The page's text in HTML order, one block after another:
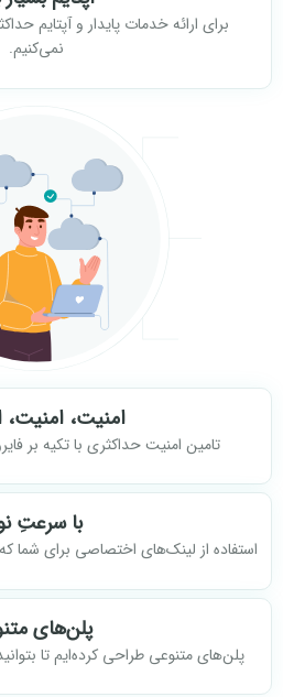
برای ارائه خدمات پایدار و آپتایم
نمی‌کنیم.
امنیت، امنیت،
تامین امنیت حداکثری با تکیه بر
با سرعتِ
استفاده از لینک‌های اختصاصی برای شما
پلن‌های
پلن‌های متنوعی طراحی کرده‌ایم تا